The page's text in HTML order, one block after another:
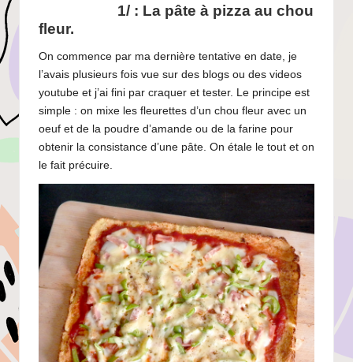
1/ : La pâte à pizza au chou
fleur.
On commence par ma dernière tentative en date, je
l’avais plusieurs fois vue sur des blogs ou des videos
youtube et j’ai fini par craquer et tester. Le principe est
simple : on mixe les fleurettes d’un chou fleur avec un
oeuf et de la poudre d’amande ou de la farine pour
obtenir la consistance d’une pâte. On étale le tout et on
le fait précuire.